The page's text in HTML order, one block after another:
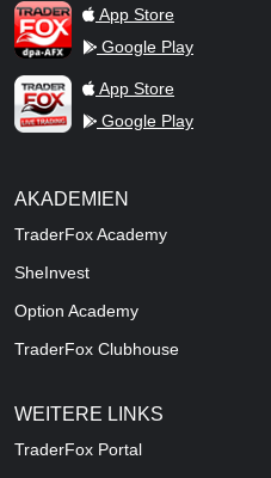
TraderFox dpa-AFX ProFeed
App Store
Google Play
TraderFox Live Trading
App Store
Google Play
AKADEMIEN
TraderFox Academy
SheInvest
Option Academy
TraderFox Clubhouse
WEITERE LINKS
TraderFox Portal